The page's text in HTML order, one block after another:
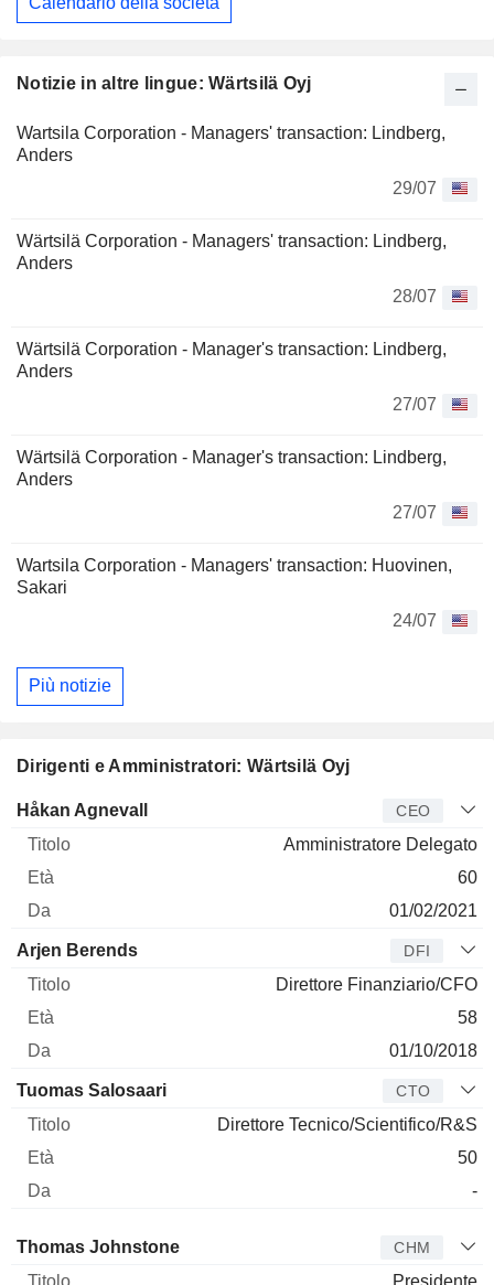
Notizie in altre lingue: Wärtsilä Oyj
Wartsila Corporation - Managers' transaction: Lindberg,
Anders
29/07
Wärtsilä Corporation - Managers' transaction: Lindberg,
Anders
28/07
Wärtsilä Corporation - Manager's transaction: Lindberg,
Anders
27/07
Wärtsilä Corporation - Manager's transaction: Lindberg,
Anders
27/07
Wartsila Corporation - Managers' transaction: Huovinen,
Sakari
24/07
Più notizie
Dirigenti e Amministratori: Wärtsilä Oyj
Manager Titolo
Håkan Agnevall CEO
Amministratore Delegato
60
01/02/2021
Arjen Berends DFI
Direttore Finanziario/CFO
58
01/10/2018
Tuomas Salosaari CTO
Direttore Tecnico/Scientifico/R&S
50
-
Amministratore Titolo
Thomas Johnstone CHM
Presidente